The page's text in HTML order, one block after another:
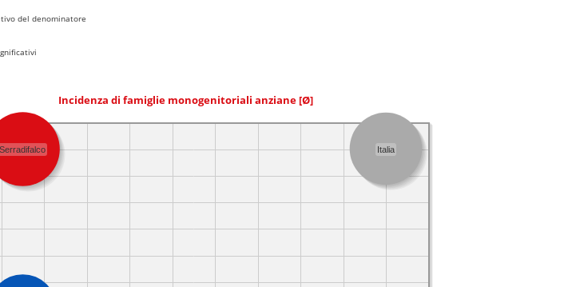
del denominatore
Incidenza di famiglie monogenitoriali anziane [Ø]
Serradifalco Italia